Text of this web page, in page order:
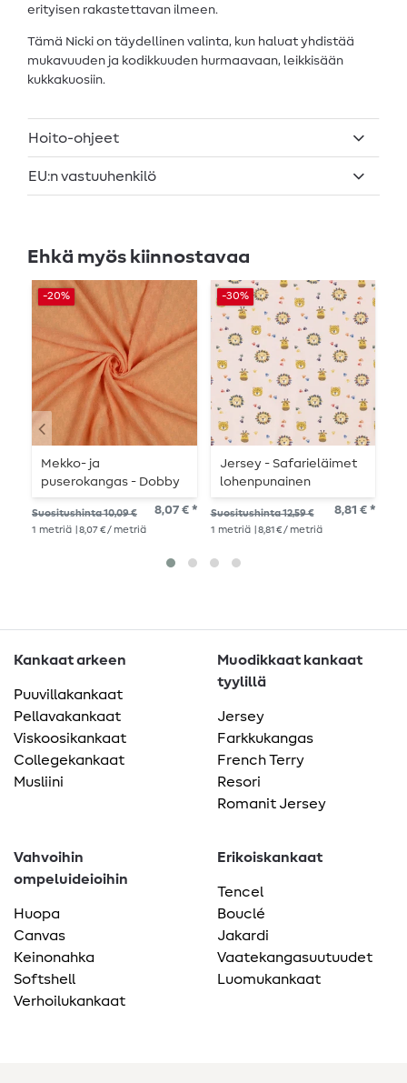
erityisen rakastettavan ilmeen.
Tämä Nicki on täydellinen valinta, kun haluat yhdistää
mukavuuden ja kodikkuuden hurmaavaan, leikkisään
kukkakuosiin.
Hoito-ohjeet
EU:n vastuuhenkilö
Ehkä myös kiinnostavaa
-20%
Mekko- ja
puserokangas - Dobby
jacquard houndstooth
aprikoosi
Suositushinta 10,09 € 8,07 € *
1 metriä | 8,07 € / metriä
-30%
Jersey - Safarieläimet
lohenpunainen
Suositushinta 12,59 € 8,81 € *
1 metriä | 8,81 € / metriä
Kankaat arkeen
Puuvillakankaat
Pellavakankaat
Viskoosikankaat
Collegekankaat
Musliini
Muodikkaat kankaat
tyylillä
Jersey
Farkkukangas
French Terry
Resori
Romanit Jersey
Vahvoihin
ompeluideioihin
Huopa
Canvas
Keinonahka
Softshell
Verhoilukankaat
Erikoiskankaat
Tencel
Bouclé
Jakardi
Vaatekangasuutuudet
Luomukankaat